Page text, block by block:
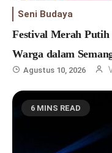
Seni Budaya
Festival Merah Putih
Warga dalam
Agustus 10, 2026
6 MINS READ